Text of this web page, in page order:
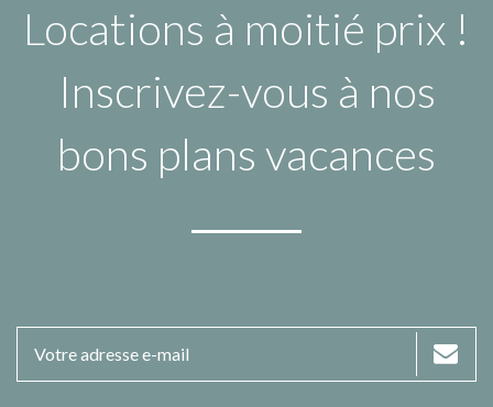
Locations à moitié prix !
Inscrivez-vous à nos
bons plans vacances